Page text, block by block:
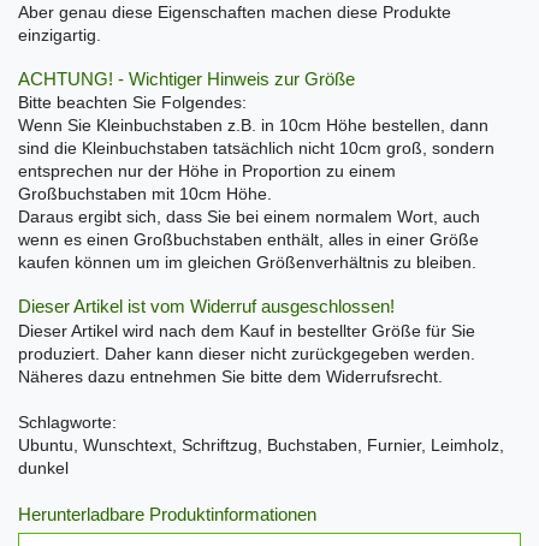
Aber genau diese Eigenschaften machen diese Produkte
einzigartig.
ACHTUNG! - Wichtiger Hinweis zur Größe
Bitte beachten Sie Folgendes:
Wenn Sie Kleinbuchstaben z.B. in 10cm Höhe bestellen, dann
sind die Kleinbuchstaben tatsächlich nicht 10cm groß, sondern
entsprechen nur der Höhe in Proportion zu einem
Großbuchstaben mit 10cm Höhe.
Daraus ergibt sich, dass Sie bei einem normalem Wort, auch
wenn es einen Großbuchstaben enthält, alles in einer Größe
kaufen können um im gleichen Größenverhältnis zu bleiben.
Dieser Artikel ist vom Widerruf ausgeschlossen!
Dieser Artikel wird nach dem Kauf in bestellter Größe für Sie
produziert. Daher kann dieser nicht zurückgegeben werden.
Näheres dazu entnehmen Sie bitte dem Widerrufsrecht.
Schlagworte:
Ubuntu, Wunschtext, Schriftzug, Buchstaben, Furnier, Leimholz,
dunkel
Herunterladbare Produktinformationen